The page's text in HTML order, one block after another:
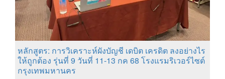
หลักสูตร: การวิเคราะห์ผังบัญชี เดบิต เครดิต ลงอย่างไร
ให้ถูกต้อง รุ่นที่ 9 วันที่ 11-13 กค 68 โรงแรมริเวอร์ไซต์
กรุงเทพมหานคร